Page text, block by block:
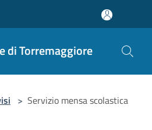
di Torremaggiore
> Servizio mensa scolastica